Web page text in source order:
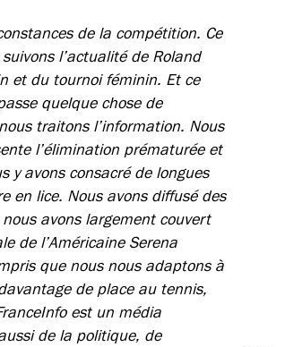
de la compétition. Ce
l’actualité de Roland
et du tournoi féminin. Et ce
quelque chose de
traitons l’information. Nous
l’élimination prématurée et
y avons consacré de longues
en lice. Nous avons diffusé des
avons largement couvert
de l’Américaine Serena
que nous nous adaptons à
de place au tennis,
est un média
de la politique, de